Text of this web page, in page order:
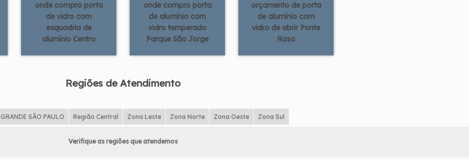
onde compro porta
de vidro com
esquadria de
alumínio Centro
onde compro porta
de alumínio com
vidro temperado
Parque São Jorge
orçamento de porta
de alumínio com
vidro de abrir Ponte
Rasa
Regiões de Atendimento
GRANDE SÃO PAULO Região Central Zona Leste Zona Norte Zona Oeste Zona Sul
Verifique as regiões que atendemos